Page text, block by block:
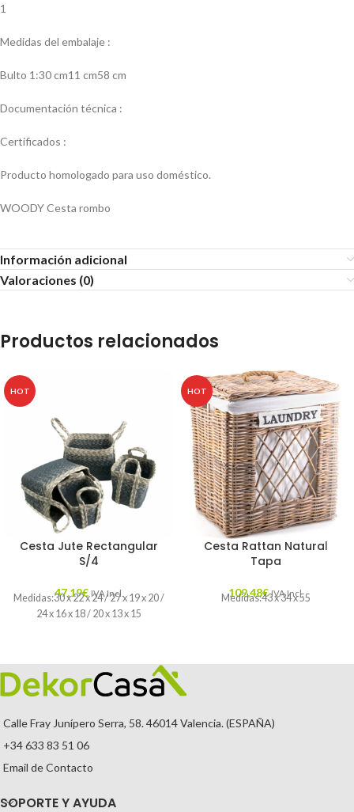
1
Medidas del embalaje :
Bulto 1:30 cm11 cm58 cm
Documentación técnica :
Certificados :
Producto homologado para uso doméstico.
WOODY Cesta rombo
Información adicional
Valoraciones (0)
Productos relacionados
HOT
Cesta Jute Rectangular
S/4
47,19€ IVA Incl.
Medidas:30 x 22 x 24 / 27 x 19 x 20 /
24 x 16 x 18 / 20 x 13 x 15
HOT
Cesta Rattan Natural
Tapa
109,48€ IVA Incl.
Medidas:43 x 34 x 55
Calle Fray Junípero Serra, 58. 46014 Valencia. (ESPAÑA)
+34 633 83 51 06
Email de Contacto
SOPORTE Y AYUDA